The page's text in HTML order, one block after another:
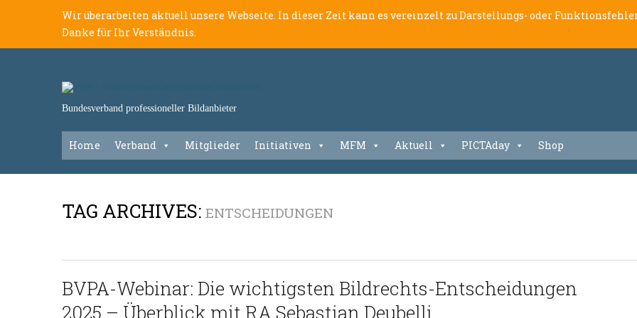
Wir überarbeiten aktuell unsere Webseite. In dieser Zeit kann es vereinzelt zu Darstellungs- oder
Danke für Ihr Verständnis.
Bundesverband professioneller Bildanbieter
Home Verband Mitglieder Initiativen MFM Aktuell PICTAday Shop
TAG ARCHIVES: ENTSCHEIDUNGEN
BVPA-Webinar: Die wichtigsten Bildrechts-Entscheidungen
2025 – Überblick mit RA Sebastian Deubelli